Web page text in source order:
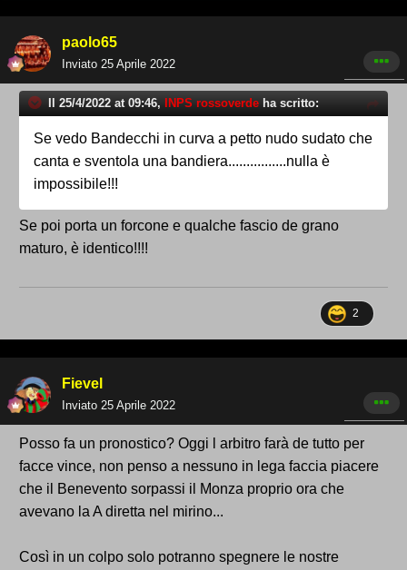
paolo65
Inviato 25 Aprile 2022
Il 25/4/2022 at 09:46, INPS rossoverde ha scritto:
Se vedo Bandecchi in curva a petto nudo sudato che
canta e sventola una bandiera................nulla è
impossibile!!!
Se poi porta un forcone e qualche fascio de grano
maturo, è identico!!!!
2
Fievel
Inviato 25 Aprile 2022
Posso fa un pronostico? Oggi l arbitro farà de tutto per
facce vince, non penso a nessuno in lega faccia piacere
che il Benevento sorpassi il Monza proprio ora che
avevano la A diretta nel mirino...
Così in un colpo solo potranno spegnere le nostre